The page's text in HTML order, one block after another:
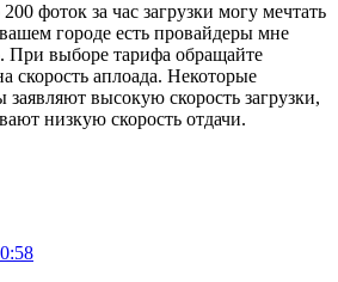
фоток за час загрузки могу мечтать
городе есть провайдеры мне
При выборе тарифа обращайте
скорость аплоада. Некоторые
заявляют высокую скорость загрузки,
низкую скорость отдачи.